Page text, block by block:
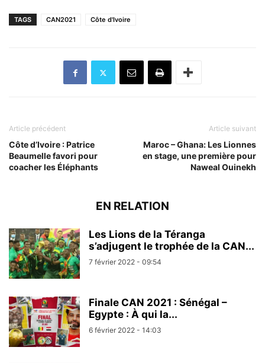
TAGS CAN2021 Côte d'Ivoire
Article précédent
Côte d’Ivoire : Patrice
Beaumelle favori pour
coacher les Éléphants
Article suivant
Maroc – Ghana: Les Lionnes
en stage, une première pour
Naweal Ouinekh
EN RELATION
Les Lions de la Téranga
s’adjugent le trophée de la CAN...
7 février 2022 - 09:54
Finale CAN 2021 : Sénégal –
Egypte : À qui la...
6 février 2022 - 14:03